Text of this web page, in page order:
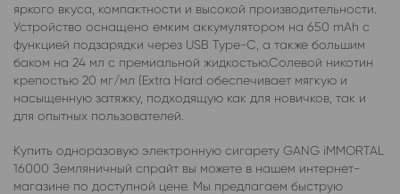
яркого вкуса, компактности и высокой производительности.
Устройство оснащено емким аккумулятором на 650 mAh с
функцией подзарядки через USB Type-C, а также большим
баком на 24 мл с премиальной жидкостью.Солевой никотин
крепостью 20 мг/мл (Extra Hard обеспечивает мягкую и
насыщенную затяжку, подходящую как для новичков, так и
для опытных пользователей.
Купить одноразовую электронную сигарету GANG iMMORTAL
16000 Земляничный спрайт вы можете в нашем интернет-
магазине по доступной цене. Мы предлагаем быструю